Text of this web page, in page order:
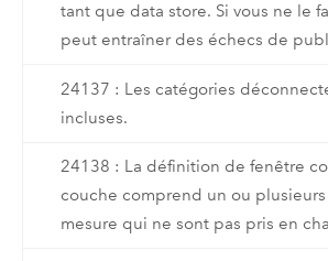
tant que data store. Si vous ne le
peut entraîner des échecs de
24137 : Les catégories
incluses.
24138 : La définition de fenêtre
couche comprend un ou
mesure qui ne sont pas pris en